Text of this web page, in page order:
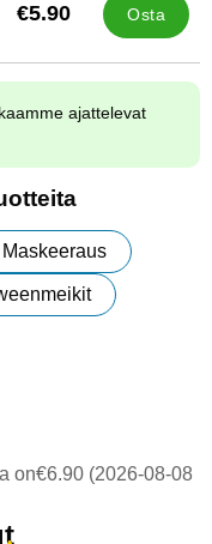
€5.90 Osta
ajattelevat
Maskeeraus
on€6.90 (2026-08-08